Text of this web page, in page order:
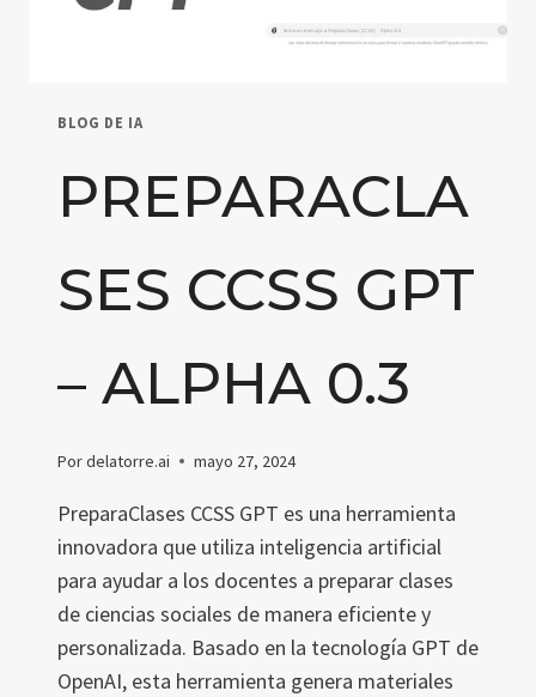
BLOG DE IA
PREPARACLA
SES CCSS GPT
– ALPHA 0.3
Pordelatorre.ai mayo 27, 2024
PreparaClases CCSS GPT es una herramienta
innovadora que utiliza inteligencia artificial
para ayudar a los docentes a preparar clases
de ciencias sociales de manera eficiente y
personalizada. Basado en la tecnología GPT de
OpenAI, esta herramienta genera materiales